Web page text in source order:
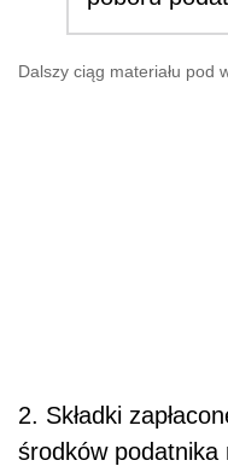
Dalszy ciąg materiału pod
2. Składki
środków podatnika